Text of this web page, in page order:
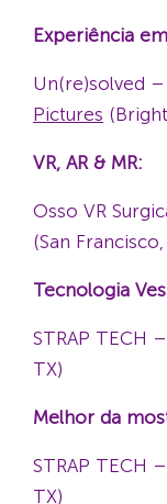
Experiência
Un(re)solved –
Pictures
VR, AR & MR:
Osso VR
(San Francisco,
Tecnologia
STRAP TECH –
TX)
Melhor da
STRAP TECH –
TX)